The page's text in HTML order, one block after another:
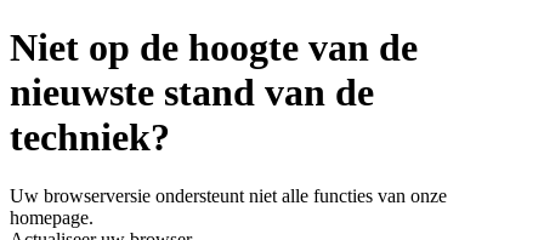
Niet op de hoogte van de
nieuwste stand van de
techniek?
Uw browserversie ondersteunt niet alle functies van onze
homepage.